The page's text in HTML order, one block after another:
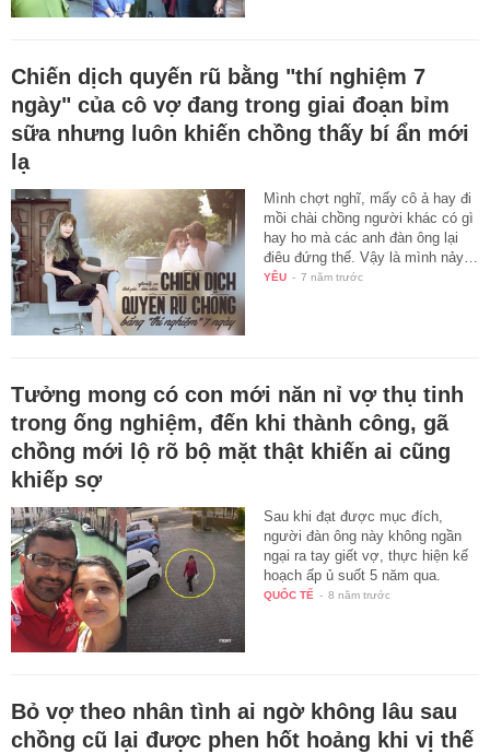
Chiến dịch quyến rũ bằng "thí nghiệm 7
ngày" của cô vợ đang trong giai đoạn bỉm
sữa nhưng luôn khiến chồng thấy bí ẩn mới
lạ
Mình chợt nghĩ, mấy cô ả hay đi
mồi chài chồng người khác có gì
hay ho mà các anh đàn ông lại
điêu đứng thế. Vậy là mình nảy…
YÊU - 7 năm trước
Tưởng mong có con mới năn nỉ vợ thụ tinh
trong ống nghiệm, đến khi thành công, gã
chồng mới lộ rõ bộ mặt thật khiến ai cũng
khiếp sợ
Sau khi đạt được mục đích,
người đàn ông này không ngần
ngại ra tay giết vợ, thực hiện kế
hoạch ấp ủ suốt 5 năm qua.
QUỐC TẾ - 8 năm trước
Bỏ vợ theo nhân tình ai ngờ không lâu sau
chồng cũ lại được phen hốt hoảng khi vị thế